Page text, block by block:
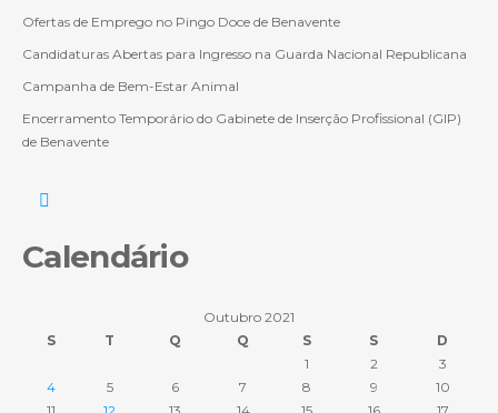
Ofertas de Emprego no Pingo Doce de Benavente
Candidaturas Abertas para Ingresso na Guarda Nacional Republicana
Campanha de Bem-Estar Animal
Encerramento Temporário do Gabinete de Inserção Profissional (GIP)
de Benavente
Calendário
Outubro 2021
S
T Q Q S S
D
1
2
3
4
5 6 7 8 9
10